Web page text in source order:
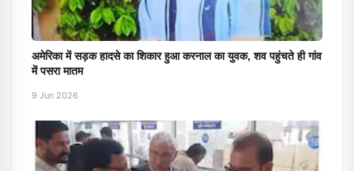
अमेरिका में सड़क हादसे का शिकार हुआ करनाल का युवक, शव पहुंचते ही गांव
में पसरा मातम
9 Jun 2026